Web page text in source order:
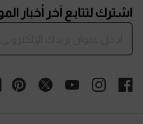
اشترك لتتابع آخر أخبار